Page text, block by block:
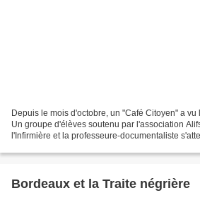
Depuis le mois d'octobre, un "Café Citoyen" a vu
Un groupe d'élèves soutenu par l'association
l'Infirmière et la professeure-documentaliste
Bordeaux et la Traite négrière